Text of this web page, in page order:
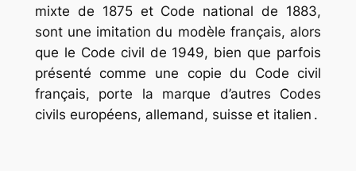
mixte de 1875 et Code national de 1883,
sont une imitation du modèle français, alors
que le Code civil de 1949, bien que parfois
présenté comme une copie du Code civil
français, porte la marque d’autres Codes
civils européens, allemand, suisse et italien .